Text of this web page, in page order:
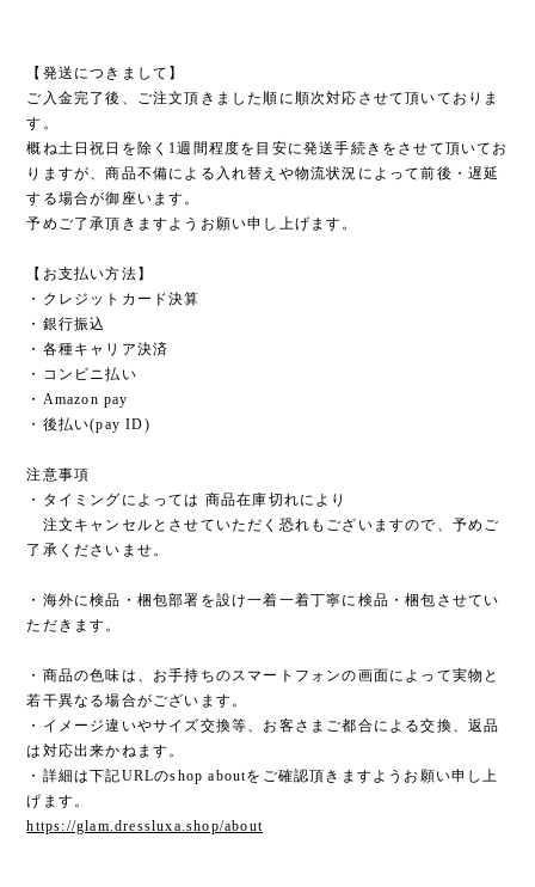
【発送につきまして】
ご入金完了後、ご注文頂きました順に順次対応させて頂いておりま
す。
概ね土日祝日を除く1週間程度を目安に発送手続きをさせて頂いてお
りますが、商品不備による入れ替えや物流状況によって前後・遅延
する場合が御座います。
予めご了承頂きますようお願い申し上げます。
【お支払い方法】
・クレジットカード決算
・銀行振込
・各種キャリア決済
・コンビニ払い
・Amazon pay
・後払い(pay ID)
注意事項
・タイミングによっては 商品在庫切れにより
注文キャンセルとさせていただく恐れもございますので、予めご
了承くださいませ。
・海外に検品・梱包部署を設け一着一着丁寧に検品・梱包させてい
ただきます。
・商品の色味は、お手持ちのスマートフォンの画面によって実物と
若干異なる場合がございます。
・イメージ違いやサイズ交換等、お客さまご都合による交換、返品
は対応出来かねます。
・詳細は下記URLのshop aboutをご確認頂きますようお願い申し上
げます。
https://glam.dressluxa.shop/about